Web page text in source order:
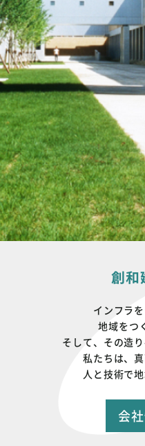
創和
インフラ
地域をつ
そして、その造
私たちは、真
人と技術で
会